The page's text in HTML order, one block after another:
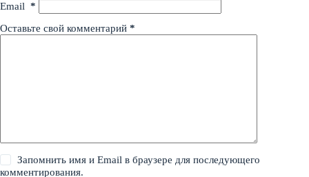
Email *
Оставьте свой комментарий *
Запомнить имя и Email в браузере для последующего
комментирования.